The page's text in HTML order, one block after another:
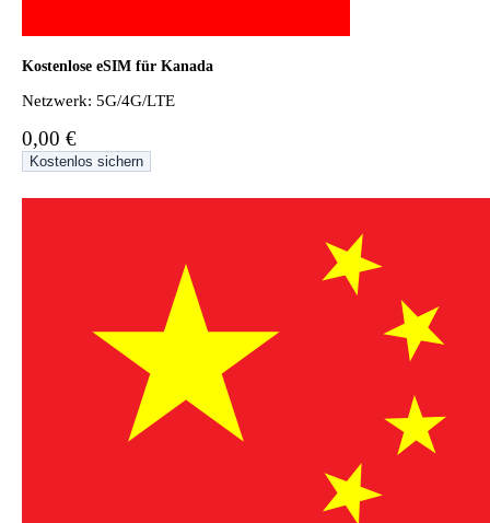
Kostenlose eSIM für Kanada
Netzwerk: 5G/4G/LTE
0,00 €
Kostenlos sichern